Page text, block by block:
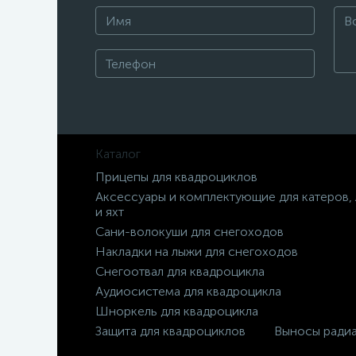
Каталог
Прицепы для квадроциклов
Аксессуары и комплектующие для катеров,
и яхт
Сани-волокуши для снегоходов
Накладки на лыжи для снегоходов
Снегоотвал для квадроцикла
Аудиосистема для квадроцикла
Шноркель для квадроцикла
Защита для квадроциклов
Выносы